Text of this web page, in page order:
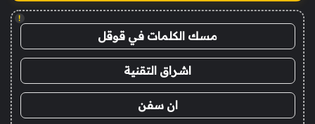
!
مسك الكلمات في قوقل
اشراق التقنية
ان سفن